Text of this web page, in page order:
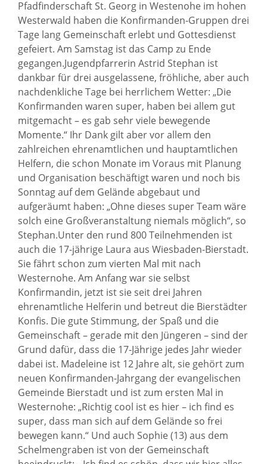
Pfadfinderschaft St. Georg in Westenohe im hohen
Westerwald haben die Konfirmanden-Gruppen drei
Tage lang Gemeinschaft erlebt und Gottesdienst
gefeiert. Am Samstag ist das Camp zu Ende
gegangen.Jugendpfarrerin Astrid Stephan ist
dankbar für drei ausgelassene, fröhliche, aber auch
nachdenkliche Tage bei herrlichem Wetter: „Die
Konfirmanden waren super, haben bei allem gut
mitgemacht – es gab sehr viele bewegende
Momente.“ Ihr Dank gilt aber vor allem den
zahlreichen ehrenamtlichen und hauptamtlichen
Helfern, die schon Monate im Voraus mit Planung
und Organisation beschäftigt waren und noch bis
Sonntag auf dem Gelände abgebaut und
aufgeräumt haben: „Ohne dieses super Team wäre
solch eine Großveranstaltung niemals möglich“, so
Stephan.Unter den rund 800 Teilnehmenden ist
auch die 17-jährige Laura aus Wiesbaden-Bierstadt.
Sie fährt schon zum vierten Mal mit nach
Westernohe. Am Anfang war sie selbst
Konfirmandin, jetzt ist sie seit drei Jahren
ehrenamtliche Helferin und betreut die Bierstädter
Konfis. Die gute Stimmung, der Spaß und die
Gemeinschaft – gerade mit den Jüngeren – sind der
Grund dafür, dass die 17-Jährige jedes Jahr wieder
dabei ist. Madeleine ist 12 Jahre alt, sie gehört zum
neuen Konfirmanden-Jahrgang der evangelischen
Gemeinde Bierstadt und ist zum ersten Mal in
Westernohe: „Richtig cool ist es hier – ich find es
super, dass man sich auf dem Gelände so frei
bewegen kann.“ Und auch Sophie (13) aus dem
Schelmengraben ist von der Gemeinschaft